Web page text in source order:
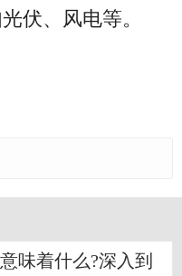
伏、风电等。
味着什么?深入到